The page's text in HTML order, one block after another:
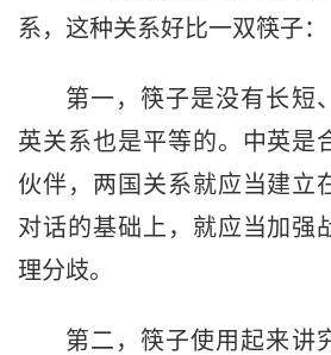
系，这种关系好比一双筷子：
第一，筷子是没有长短
英关系也是平等的。中英是
伙伴，两国关系就应当建立
对话的基础上，就应当加强
理分歧。
第二，筷子使用起来讲